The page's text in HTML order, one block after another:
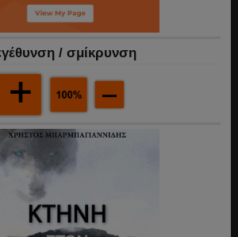
/ σμίκρυνση